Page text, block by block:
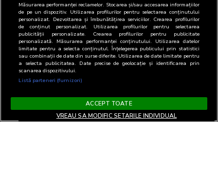
Măsurarea performanței reclamelor. Stocarea și/sau accesarea informațiilor
de pe un dispozitiv. Utilizarea profilurilor pentru selectarea conținutului
personalizat. Dezvoltarea și îmbunătățirea serviciilor. Crearea profilurilor
de conținut personalizat. Utilizarea profilurilor pentru selectarea
publicității personalizate. Crearea profilurilor pentru publicitate
personalizată. Măsurarea performanței conținutului. Utilizarea datelor
limitate pentru a selecta conținutul. Înțelegerea publicului prin statistici
sau combinații de date din surse diferite. Utilizarea de date limitate pentru
a selecta publicitatea. Date precise de geolocație și identificarea prin
scanarea dispozitivului.
Listă parteneri (furnizori)
ACCEPT TOATE
VREAU SA MODIFIC SETARILE INDIVIDUAL